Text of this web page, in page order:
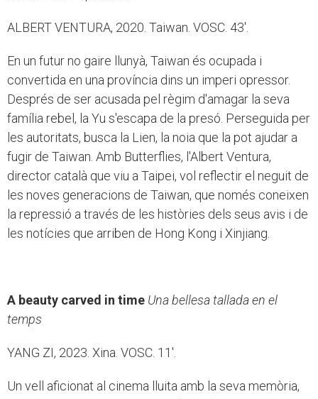
ALBERT VENTURA, 2020. Taiwan. VOSC. 43'.
En un futur no gaire llunyà, Taiwan és ocupada i
convertida en una província dins un imperi opressor.
Després de ser acusada pel règim d'amagar la seva
família rebel, la Yu s'escapa de la presó. Perseguida per
les autoritats, busca la Lien, la noia que la pot ajudar a
fugir de Taiwan. Amb Butterflies, l'Albert Ventura,
director català que viu a Taipei, vol reflectir el neguit de
les noves generacions de Taiwan, que només coneixen
la repressió a través de les històries dels seus avis i de
les notícies que arriben de Hong Kong i Xinjiang.
A beauty carved in time Una bellesa tallada en el
temps
YANG ZI, 2023. Xina. VOSC. 11'.
Un vell aficionat al cinema lluita amb la seva memòria,